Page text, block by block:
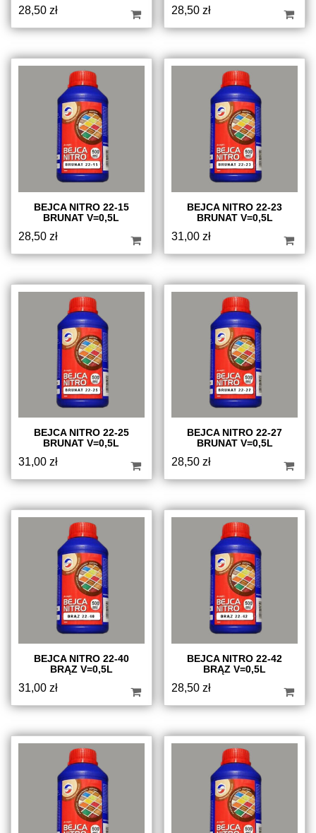
28,50 zł 28,50zł
BEJCA NITRO 22-15
BRUNAT V=0,5L
28,50 zł
BEJCA NITRO 22-23
BRUNAT V=0,5L
31,00zł
BEJCA NITRO 22-25
BRUNAT V=0,5L
31,00 zł
BEJCA NITRO 22-27
BRUNAT V=0,5L
28,50zł
BEJCA NITRO 22-40
BRĄZ V=0,5L
31,00 zł
BEJCA NITRO 22-42
BRĄZ V=0,5L
28,50zł